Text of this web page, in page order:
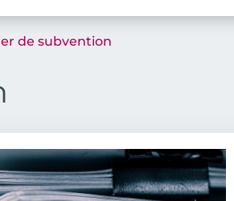
de subvention